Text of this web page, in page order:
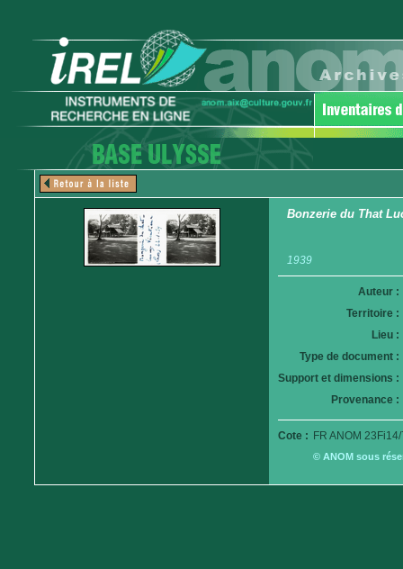
Bonzerie du That
1939
Auteur :
Territoire :
Lieu :
Type de document :
Support et dimensions :
Provenance :
Cote : FR ANOM
© ANOM sous